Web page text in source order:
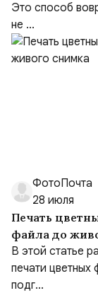
Это способ
не ...
ФотоПочта
28 июля
Печать
файла до
В этой статье
печати цветных
подг...